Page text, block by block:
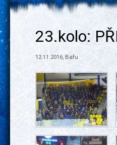
23.kolo:
12.11.2016, Bafu